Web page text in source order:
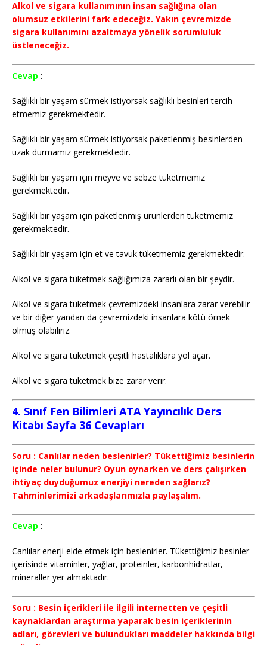
Alkol ve sigara kullanımının insan sağlığına olan
olumsuz etkilerini fark edeceğiz. Yakın çevremizde
sigara kullanımını azaltmaya yönelik sorumluluk
üstleneceğiz.
Cevap :
Sağlıklı bir yaşam sürmek istiyorsak sağlıklı besinleri tercih
etmemiz gerekmektedir.
Sağlıklı bir yaşam sürmek istiyorsak paketlenmiş besinlerden
uzak durmamız gerekmektedir.
Sağlıklı bir yaşam için meyve ve sebze tüketmemiz
gerekmektedir.
Sağlıklı bir yaşam için paketlenmiş ürünlerden tüketmemiz
gerekmektedir.
Sağlıklı bir yaşam için et ve tavuk tüketmemiz gerekmektedir.
Alkol ve sigara tüketmek sağlığımıza zararlı olan bir şeydir.
Alkol ve sigara tüketmek çevremizdeki insanlara zarar verebilir
ve bir diğer yandan da çevremizdeki insanlara kötü örnek
olmuş olabiliriz.
Alkol ve sigara tüketmek çeşitli hastalıklara yol açar.
Alkol ve sigara tüketmek bize zarar verir.
4. Sınıf Fen Bilimleri ATA Yayıncılık Ders
Kitabı Sayfa 36 Cevapları
Soru : Canlılar neden beslenirler? Tükettiğimiz besinlerin
içinde neler bulunur? Oyun oynarken ve ders çalışırken
ihtiyaç duyduğumuz enerjiyi nereden sağlarız?
Tahminlerimizi arkadaşlarımızla paylaşalım.
Cevap :
Canlılar enerji elde etmek için beslenirler. Tükettiğimiz besinler
içerisinde vitaminler, yağlar, proteinler, karbonhidratlar,
mineraller yer almaktadır.
Soru : Besin içerikleri ile ilgili internetten ve çeşitli
kaynaklardan araştırma yaparak besin içeriklerinin
adları, görevleri ve bulundukları maddeler hakkında bilgi